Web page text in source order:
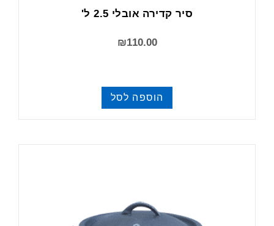
סיר קדירה אובלי 2.5 ל'
₪110.00
הוספה לסל